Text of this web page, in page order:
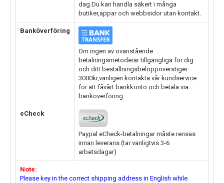
dag.Du kan handla säkert i många
butiker,appar och webbsidor utan kontakt.
Banköverföring
Om ingen av ovanstående
betalningsmetoderär tillgängliga för dig
och ditt beställningsbeloppöverstiger
3000kr,vänligen kontakta vår kundservice
för att fåvårt bankkonto och betala via
banköverföring.
eCheck
Paypal eCheck-betalningar måste rensas
innan leverans.(tar vanligtvis 3-6
arbetsdagar)
Note:
Please key in the correct shipping address in English while